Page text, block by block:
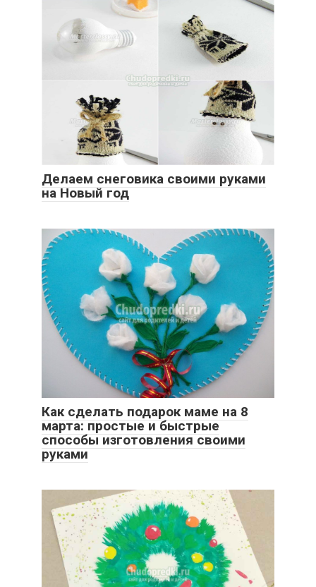
Делаем снеговика своими руками
на Новый год
Как сделать подарок маме на 8
марта: простые и быстрые
способы изготовления своими
руками